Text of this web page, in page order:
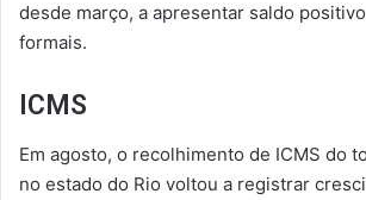
desde março, a apresentar saldo
formais.
ICMS
Em agosto, o recolhimento de ICMS do
no estado do Rio voltou a registrar